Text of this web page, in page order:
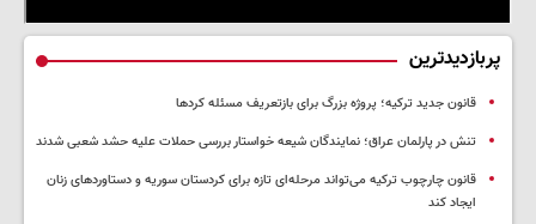
پربازدیدترین
قانون جدید ترکیه؛ پروژه بزرگ‌ برای بازتعریف مسئله کردها
تنش در پارلمان عراق؛ نمایندگان شیعه خواستار بررسی حملات علیه حشد شعبی شدند
قانون چارچوب ترکیه می‌تواند مرحله‌ای تازه برای کردستان سوریه و دستاوردهای زنان
ایجاد کند